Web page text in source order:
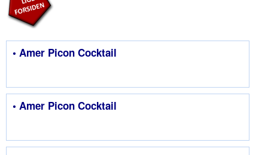
• Amer Picon Cocktail
• Amer Picon Cocktail